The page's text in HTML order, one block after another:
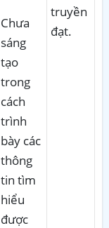
Chưa
sáng
tạo
trong
cách
trình
bày các
thông
tin tìm
hiểu
được
truyền
đạt.